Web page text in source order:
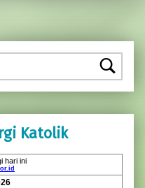
Katolik